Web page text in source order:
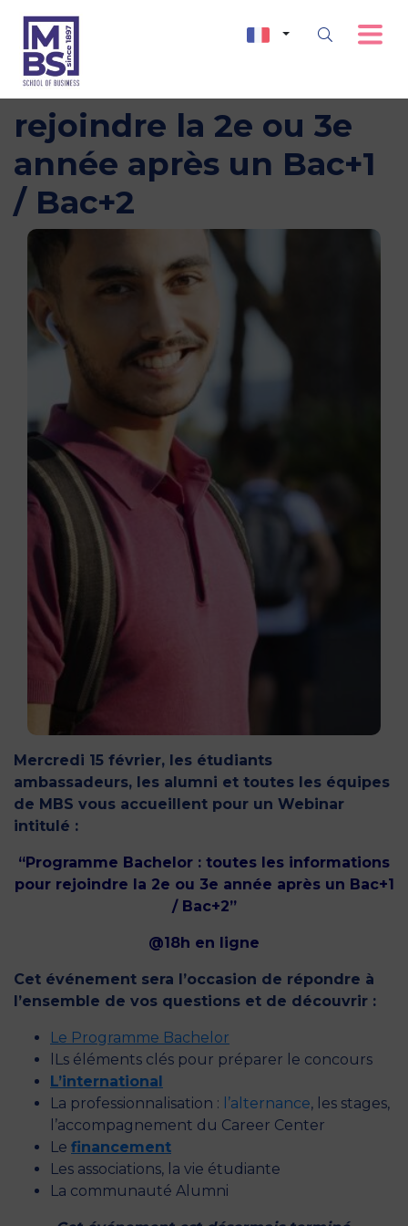
Webinar Bachelor :
rejoindre la 2e ou 3e
année après un Bac+1
/ Bac+2
Mercredi 15 février, les étudiants
ambassadeurs, les alumni et toutes les équipes
de MBS vous accueillent pour un Webinar
intitulé :
“Programme Bachelor : toutes les informations
pour rejoindre la 2e ou 3e année après un Bac+1
/ Bac+2”
@18h en ligne
Cet événement sera l’occasion de répondre à
l’ensemble de vos questions et de découvrir :
Le Programme Bachelor
lLs éléments clés pour préparer le concours
L’international
La professionnalisation : l’alternance, les stages,
l’accompagnement du Career Center
Le financement
Les associations, la vie étudiante
La communauté Alumni